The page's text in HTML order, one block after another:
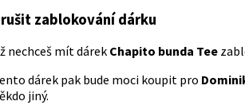
zablokování dárku
nechceš mít dárek Chapito bunda Tee
dárek pak bude moci koupit pro
jiný.